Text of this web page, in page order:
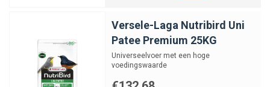
Versele-Laga Nutribird Uni
Patee Premium 25KG
Universeelvoer met een hoge
voedingswaarde